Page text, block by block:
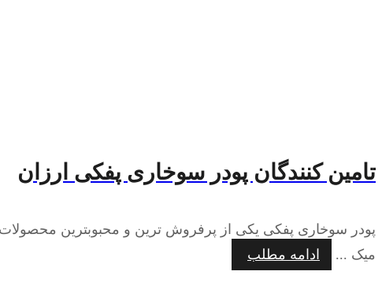
تامین کنندگان پودر سوخاری پفکی ارزان
پودر سوخاری پفکی یکی از پرفروش ترین و محبوبترین
میک ...
ادامه مطلب